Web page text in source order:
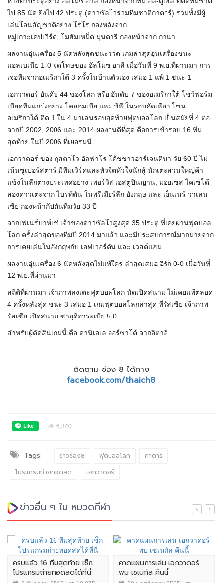
ไป 85 นัด ยิงไป 42 ประตู (ดาวซัลโวร่วมทีมชาติกาตาร์) รวมทั้งมีผู้
เล่นโอนสัญชาติอย่าง โรโร กองหลังจาก
หมู่เกาะเคปเวิร์ด, โมฮัมเหม็ด มุนตารี กองหน้าจาก กานา
ผลงานอุ่นเครื่อง 5 นัดหลังสุดชนะรวด เกมล่าสุดอุ่นเครื่องชนะ
แอลเบเนีย 1-0 จุดโทษของ อัลโมซ อาลี เมื่อวันที่ 9 พ.ย.ที่ผ่านมา การ
เจอทีมจากอเมริกาใต้ 3 ครั้งในบ้านตัวเอง เสมอ 1 แพ้ 1 ชนะ 1
เอกวาดอร์ อันดับ 44 ของโลก หรือ อันดับ 7 ของอเมริกาใต้ โชว์ฟอร์ม
เบียดทีมแกร่งอย่าง โคลอมเบีย และ ชิลี ในรอบคัดเลือก โซน
อเมริกาใต้ ติด 1 ใน 4 มาเล่นรอบสุดท้ายฟุตบอลโลก เป็นสมัยที่ 4 ต่อ
จากปี 2002, 2006 และ 2014 ผลงานดีที่สุด คือการเข้ารอบ 16 ทีม
สุดท้าย ในปี 2006 ที่เยอรมนี
เอกวาดอร์ ของ กุสตาโว อัลฟาโร่ โค้ชชาวอาร์เจนตินา วัย 60 ปี ไม่
เน้นซูเปอร์สตาร์ มีทีมเวิร์คและหัวจิตหัวใจนักสู้ นักเตะส่วนใหญ่ค้า
แข้งในลีกต่างประเทศอย่าง เพอร์วิส เอสตูปินญาน, มอยเซส ไคเซโด้
สองดาวเตะจาก ไบรท์ตัน ในพรีเมียร์ลีก อังกฤษ และ เอ็นเนร์ วาเลน
เซีย กองหน้ากัปตันทีมวัย 33 ปี
จากเฟเนร์บาห์เช่ เจ้าของดาวซัลโวสูงสุด 35 ประตู ที่เคยผ่านฟุตบอล
โลก ครั้งล่าสุดของทีมปี 2014 มาแล้ว และมีประสบการณ์มากมายจาก
การเคยเล่นในอังกฤษกับ เอฟเวอร์ตัน และ เวสต์แฮม
ผลงานอุ่นเครื่อง 6 นัดหลังสุดไม่แพ้ใคร ล่าสุดเสมอ อิรัก 0-0 เมื่อวันที่
12 พ.ย.ที่ผ่านมา
สถิติที่ผ่านมา เจ้าภาพลงเตะฟุตบอลโลก นัดเปิดสนาม ไม่เคยแพ้ตลอด
4 ครั้งหลังสุด ชนะ 3 เสมอ 1 เกมฟุตบอลโลกล่าสุด ที่รัสเซีย เจ้าภาพ
รัสเซีย เปิดสนาม ซาอุดิอาระเบีย 5-0
สำหรับผู้ตัดสินเกมนี้ คือ ดานิเอเล ออร์ซาโต้ จากอิตาลี
ติดตาม ช่อง 8 ได้ทาง
facebook.com/thaich8
6,340
Tags: ข่าวช่อง8 ฟุตบอลโลก
กาตาร์
โปรแกรมถ่ายทอดสด
เอกวาดอร์
ข่าวอื่น ๆ ใน หมวดกีฬา
ครบแล้ว 16 ทีมสุดท้าย เช็ก
โปรแกรมถ่ายทอดสดได้ที่นี่
คาดแผนการเล่น เอกวาดอร์
พบ เซเนกัล คืนนี้